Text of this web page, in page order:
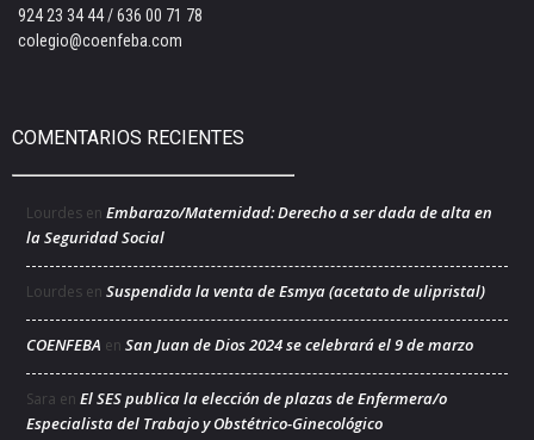
924 23 34 44 / 636 00 71 78
colegio@coenfeba.com
COMENTARIOS RECIENTES
Lourdes en Embarazo/Maternidad: Derecho a ser dada de alta en
la Seguridad Social
Lourdes en Suspendida la venta de Esmya (acetato de ulipristal)
COENFEBA en San Juan de Dios 2024 se celebrará el 9 de marzo
Sara en El SES publica la elección de plazas de Enfermera/o
Especialista del Trabajo y Obstétrico-Ginecológico